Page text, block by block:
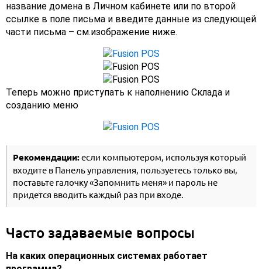
название домена в Личном кабинете или по второй
ссылке в поле письма и введите данные из следующей
части письма – см.изображение ниже.
Теперь можно приступать к наполнению Склада и
созданию меню
Рекомендации:если компьютером, используя который
входите в Панель управления, пользуетесь только вы,
поставьте галочку «Запомнить меня» и пароль не
придется вводить каждый раз при входе.
Часто задаваемые вопросы
На каких операционных системах работает